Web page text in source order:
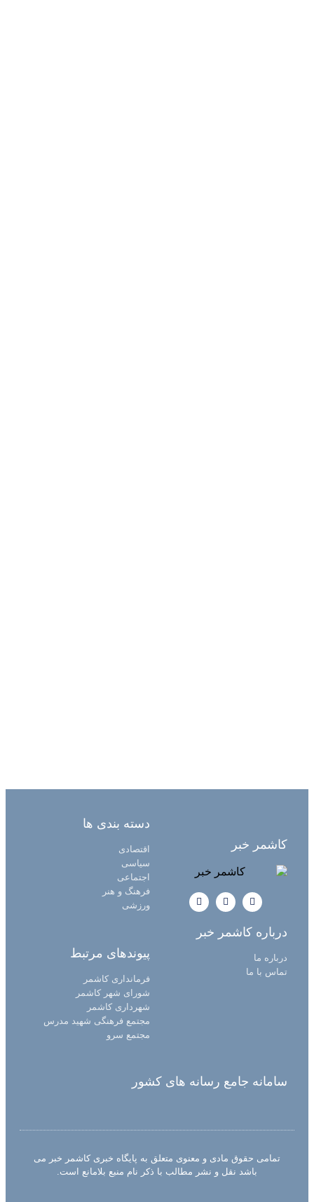
کاشمر خبر
دسته بندی ها
اقتصادی
سیاسی
اجتماعی
فرهنگ و هنر
ورزشی
درباره کاشمر خبر
درباره ما
تماس با ما
پیوندهای مرتبط
فرمانداری کاشمر
شورای شهر کاشمر
شهرداری کاشمر
مجتمع فرهنگی شهید مدرس
مجتمع سرو
سامانه جامع رسانه های کشور
تمامی حقوق مادی و معنوی متعلق به پایگاه خبری کاشمر خبر می
باشد نقل و نشر مطالب با ذکر نام منبع بلامانع است.